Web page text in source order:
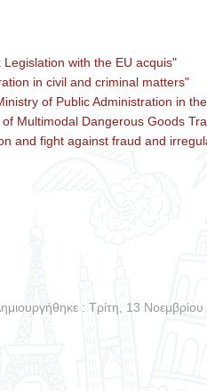
with the EU acquis"
in civil and criminal matters"
of Public Administration in
Multimodal Dangerous Goods
and fight against fraud and
: Τρίτη, 13